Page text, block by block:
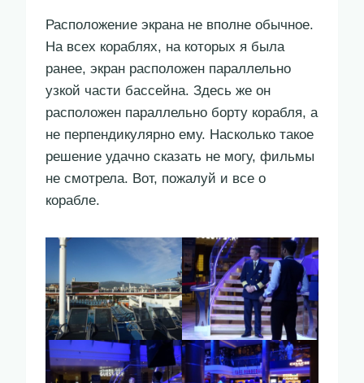
Расположение экрана не вполне обычное.
На всех кораблях, на которых я была
ранее, экран расположен параллельно
узкой части бассейна. Здесь же он
расположен параллельно борту корабля, а
не перпендикулярно ему. Насколько такое
решение удачно сказать не могу, фильмы
не смотрела. Вот, пожалуй и все о
корабле.